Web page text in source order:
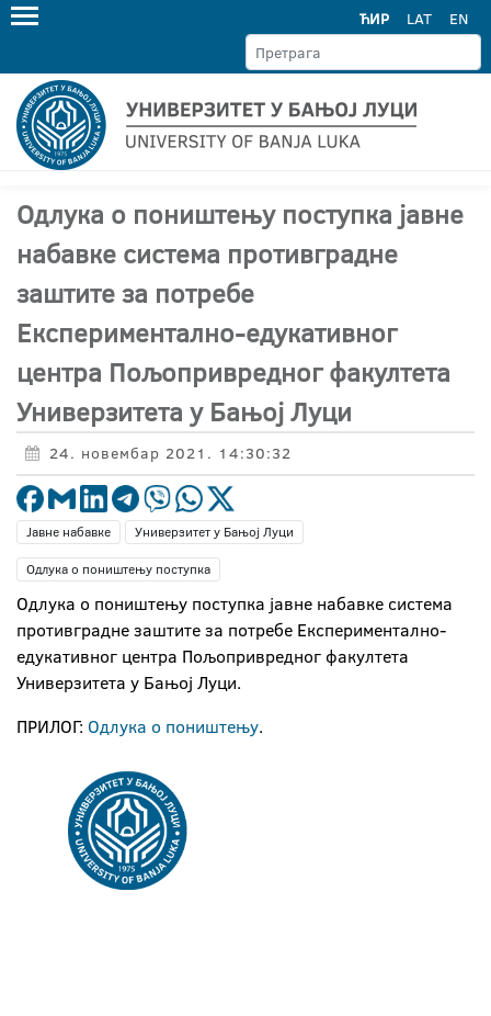
ЋИР LAT EN
Одлука о поништењу поступка јавне
набавке система противградне
заштите за потребе
Експериментално-едукативног
центра Пољопривредног факултета
Универзитета у Бањој Луци
24. новембар 2021. 14:30:32
Јавне набавке
Универзитет у Бањој Луци
Одлука о поништењу поступка
Одлука о поништењу поступка јавне набавке система
противградне заштите за потребе Експериментално-
едукативног центра Пољопривредног факултета
Универзитета у Бањој Луци.
ПРИЛОГ: Одлука о поништењу.